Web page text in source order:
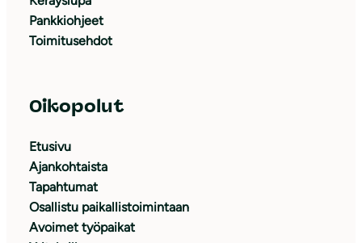
Pankkiohjeet
Toimitusehdot
Oikopolut
Etusivu
Ajankohtaista
Tapahtumat
Osallistu paikallistoimintaan
Avoimet työpaikat